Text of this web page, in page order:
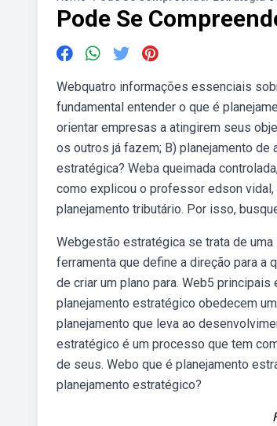
Pode Se
Webquatro informações essenciais
fundamental entender o que é
orientar empresas a atingirem seus
os outros já fazem; B) planejamento
estratégica? Weba queimada
como explicou o professor edson
planejamento tributário. Por isso,
Webgestão estratégica se trata de
ferramenta que define a direção para a
de criar um plano para. Web5
planejamento estratégico obedecem
planejamento que leva ao
estratégico é um processo que tem
de seus. Webo que é planejamento
planejamento estratégico?